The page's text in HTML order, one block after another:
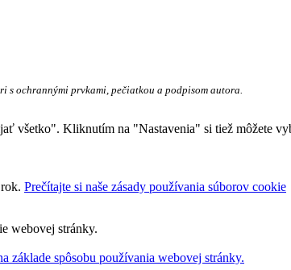
ochrannými prvkami, pečiatkou a podpisom autora.
všetko". Kliknutím na "Nastavenia" si tiež môžete
Prečítajte si naše zásady používania súborov cookie
webovej stránky.
spôsobu používania webovej stránky.